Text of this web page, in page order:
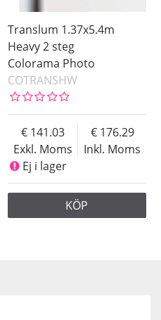
Translum 1.37x5.4m
Heavy 2 steg
Colorama Photo
COTRANSHW
Exkl. Moms
141.03
Inkl. Moms
176.29
Ej i lager
KÖP